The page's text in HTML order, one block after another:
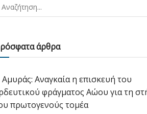
άρθρα
Αμυράς: Αναγκαία η επισκευή του
φράγματος Αώου για τη
πρωτογενούς τομέα